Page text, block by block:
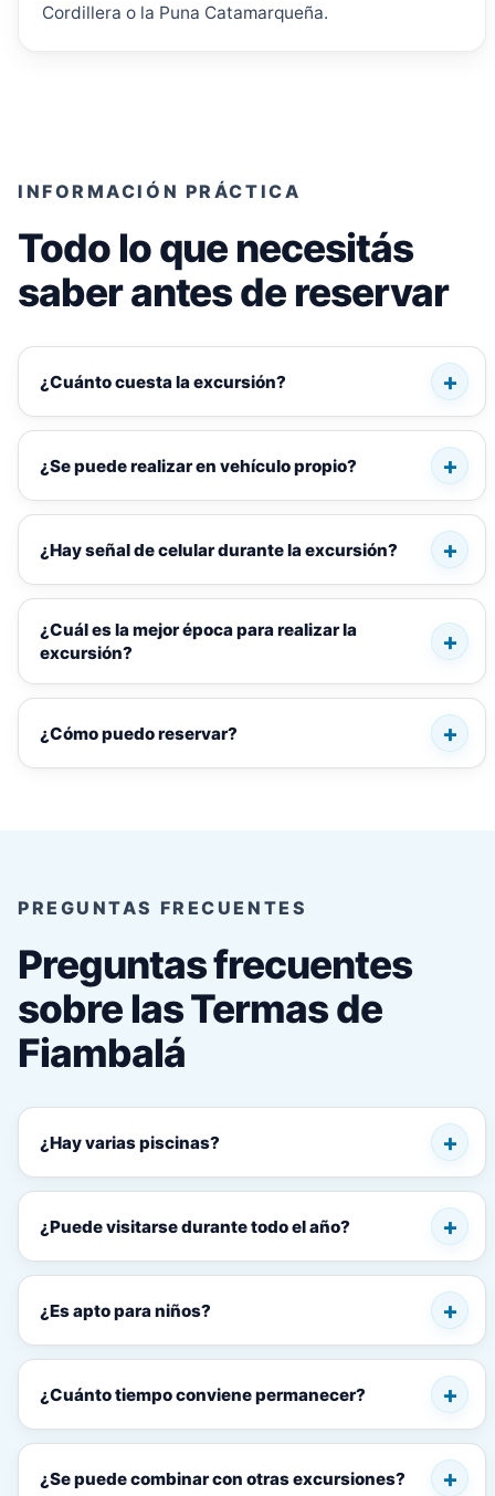
Cordillera o la Puna Catamarqueña.
INFORMACIÓN PRÁCTICA
Todo lo que necesitás
saber antes de reservar
¿Cuánto cuesta la excursión?
¿Se puede realizar en vehículo propio?
¿Hay señal de celular durante la excursión?
¿Cuál es la mejor época para realizar la
excursión?
¿Cómo puedo reservar?
PREGUNTAS FRECUENTES
Preguntas frecuentes
sobre las Termas de
Fiambalá
¿Hay varias piscinas?
¿Puede visitarse durante todo el año?
¿Es apto para niños?
¿Cuánto tiempo conviene permanecer?
¿Se puede combinar con otras excursiones?